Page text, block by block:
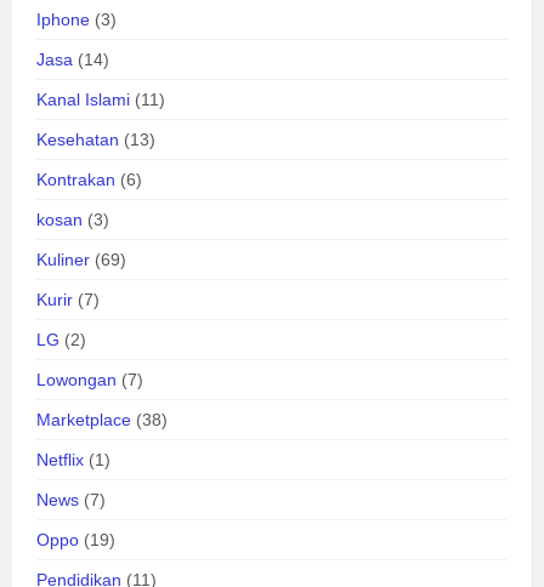
Iphone (3)
Jasa (14)
Kanal Islami (11)
Kesehatan (13)
Kontrakan (6)
kosan (3)
Kuliner (69)
Kurir (7)
LG (2)
Lowongan (7)
Marketplace (38)
Netflix (1)
News (7)
Oppo (19)
Pendidikan (11)